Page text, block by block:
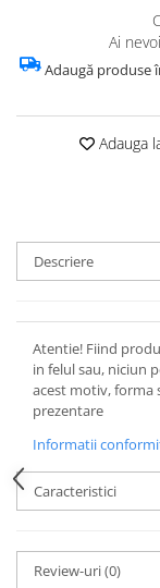
Ai
Adaugă produse
Adauga
Descriere
Atentie! Fiind
in felul sau, niciun
acest motiv, forma
prezentare
Informatii
Caracteristici
Review-uri(0)